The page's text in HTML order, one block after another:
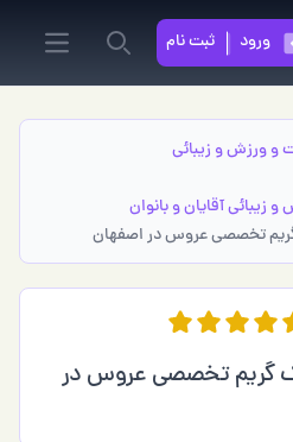
ورود
ثبت نام
menu
و ورزش و زیبائی
زیبائی آقایان و بانوان
گریم تخصصی عروس در اصفهان
تک گریم تخصصی عروس در